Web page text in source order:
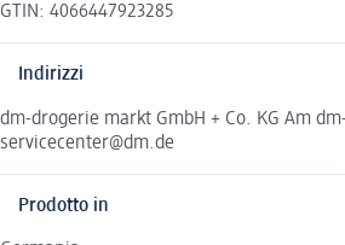
GTIN: 4066447923285
Indirizzi
dm-drogerie markt GmbH + Co. KG Am
servicecenter@dm.de
Prodotto in